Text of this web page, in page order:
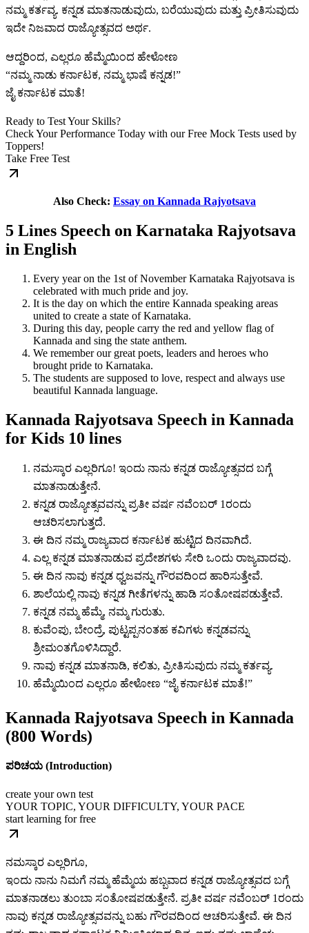
ನಮ್ಮ ಕರ್ತವ್ಯ. ಕನ್ನಡ ಮಾತನಾಡುವುದು, ಬರೆಯುವುದು ಮತ್ತು ಪ್ರೀತಿಸುವುದು
ಇದೇ ನಿಜವಾದ ರಾಜ್ಯೋತ್ಸವದ ಅರ್ಥ.
ಆದ್ದರಿಂದ, ಎಲ್ಲರೂ ಹೆಮ್ಮೆಯಿಂದ ಹೇಳೋಣ
“ನಮ್ಮ ನಾಡು ಕರ್ನಾಟಕ, ನಮ್ಮ ಭಾಷೆ ಕನ್ನಡ!”
ಜೈ ಕರ್ನಾಟಕ ಮಾತೆ!
Ready to Test Your Skills?
Check Your Performance Today with our Free Mock Tests used by
Toppers!
Take Free Test
Also Check: Essay on Kannada Rajyotsava
5 Lines Speech on Karnataka Rajyotsava
in English
Every year on the 1st of November Karnataka Rajyotsava is
celebrated with much pride and joy.
It is the day on which the entire Kannada speaking areas
united to create a state of Karnataka.
During this day, people carry the red and yellow flag of
Kannada and sing the state anthem.
We remember our great poets, leaders and heroes who
brought pride to Karnataka.
The students are supposed to love, respect and always use
beautiful Kannada language.
Kannada Rajyotsava Speech in Kannada
for Kids 10 lines
ನಮಸ್ಕಾರ ಎಲ್ಲರಿಗೂ! ಇಂದು ನಾನು ಕನ್ನಡ ರಾಜ್ಯೋತ್ಸವದ ಬಗ್ಗೆ
ಮಾತನಾಡುತ್ತೇನೆ.
ಕನ್ನಡ ರಾಜ್ಯೋತ್ಸವವನ್ನು ಪ್ರತೀ ವರ್ಷ ನವೆಂಬರ್ 1ರಂದು
ಆಚರಿಸಲಾಗುತ್ತದೆ.
ಈ ದಿನ ನಮ್ಮ ರಾಜ್ಯವಾದ ಕರ್ನಾಟಕ ಹುಟ್ಟಿದ ದಿನವಾಗಿದೆ.
ಎಲ್ಲ ಕನ್ನಡ ಮಾತನಾಡುವ ಪ್ರದೇಶಗಳು ಸೇರಿ ಒಂದು ರಾಜ್ಯವಾದವು.
ಈ ದಿನ ನಾವು ಕನ್ನಡ ಧ್ವಜವನ್ನು ಗೌರವದಿಂದ ಹಾರಿಸುತ್ತೇವೆ.
ಶಾಲೆಯಲ್ಲಿ ನಾವು ಕನ್ನಡ ಗೀತೆಗಳನ್ನು ಹಾಡಿ ಸಂತೋಷಪಡುತ್ತೇವೆ.
ಕನ್ನಡ ನಮ್ಮ ಹೆಮ್ಮೆ, ನಮ್ಮ ಗುರುತು.
ಕುವೆಂಪು, ಬೇಂದ್ರೆ, ಪುಟ್ಟಪ್ಪನಂತಹ ಕವಿಗಳು ಕನ್ನಡವನ್ನು
ಶ್ರೀಮಂತಗೊಳಿಸಿದ್ದಾರೆ.
ನಾವು ಕನ್ನಡ ಮಾತನಾಡಿ, ಕಲಿತು, ಪ್ರೀತಿಸುವುದು ನಮ್ಮ ಕರ್ತವ್ಯ.
ಹೆಮ್ಮೆಯಿಂದ ಎಲ್ಲರೂ ಹೇಳೋಣ “ಜೈ ಕರ್ನಾಟಕ ಮಾತೆ!”
Kannada Rajyotsava Speech in Kannada
(800 Words)
ಪರಿಚಯ (Introduction)
create your own test
YOUR TOPIC, YOUR DIFFICULTY, YOUR PACE
start learning for free
ನಮಸ್ಕಾರ ಎಲ್ಲರಿಗೂ,
ಇಂದು ನಾನು ನಿಮಗೆ ನಮ್ಮ ಹೆಮ್ಮೆಯ ಹಬ್ಬವಾದ ಕನ್ನಡ ರಾಜ್ಯೋತ್ಸವದ ಬಗ್ಗೆ
ಮಾತನಾಡಲು ತುಂಬಾ ಸಂತೋಷಪಡುತ್ತೇನೆ. ಪ್ರತೀ ವರ್ಷ ನವೆಂಬರ್ 1ರಂದು
ನಾವು ಕನ್ನಡ ರಾಜ್ಯೋತ್ಸವವನ್ನು ಬಹು ಗೌರವದಿಂದ ಆಚರಿಸುತ್ತೇವೆ. ಈ ದಿನ